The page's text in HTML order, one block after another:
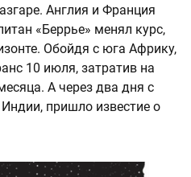
Англия и Франция
«Беррье» менял курс,
Обойдя с юга Африку,
10 июля, затратив на
А через два дня с
пришло известие о